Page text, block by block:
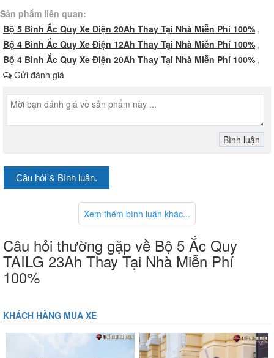
Sản phẩm liên quan:
Bộ 5 Bình Ắc Quy Xe Điện 20Ah Thay Tại Nhà Miễn Phí 100% ,
Bộ 4 Bình Ắc Quy Xe Điện 12Ah Thay Tại Nhà Miễn Phí 100% ,
Bộ 4 Bình Ắc Quy Xe Điện 20Ah Thay Tại Nhà Miễn Phí 100% ,
Gửi đánh giá
Câu hỏi & Bình luận.
Xem thêm bình luận khác...
Câu hỏi thường gặp về Bộ 5 Ắc Quy
TAILG 23Ah Thay Tại Nhà Miễn Phí
100%
KHÁCH HÀNG MUA XE